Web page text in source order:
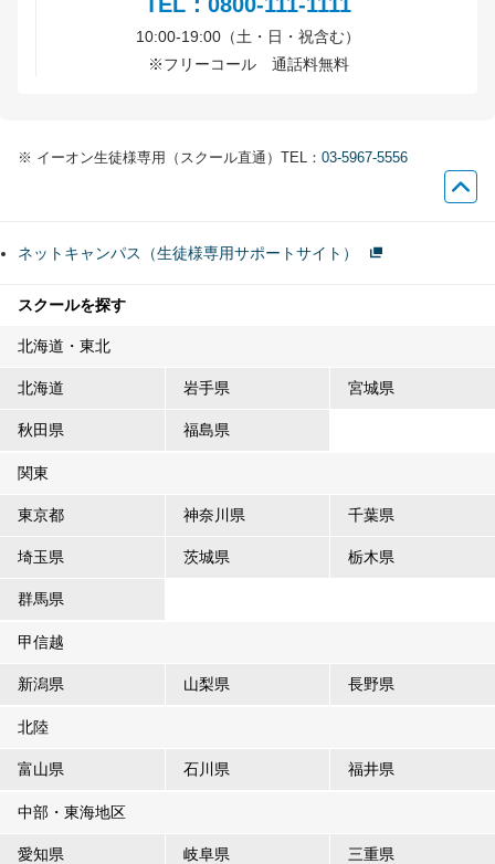
10:00-19:00（土・日・祝含む）
※フリーコール 通話料無料
※ イーオン生徒様専用（スクール直通）TEL： 03-5967-5556
ネットキャンパス（生徒様専用サポートサイト）
スクールを探す
北海道・東北
北海道 岩手県 宮城県
秋田県 福島県
関東
東京都 神奈川県 千葉県
埼玉県 茨城県 栃木県
群馬県
甲信越
新潟県 山梨県 長野県
北陸
富山県 石川県 福井県
中部・東海地区
愛知県 岐阜県 三重県